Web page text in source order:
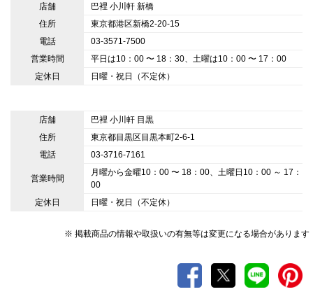
店舗
巴裡 小川軒 新橋
住所
東京都港区新橋2-20-15
電話
03-3571-7500
営業時間
平日は10：00 〜 18：30、土曜は10：00 〜 17：00
定休日
日曜・祝日（不定休）
店舗
巴裡 小川軒 目黒
住所
東京都目黒区目黒本町2-6-1
電話
03-3716-7161
営業時間
月曜から金曜10：00 〜 18：00、土曜日10：00 ～ 17：
00
定休日
日曜・祝日（不定休）
※ 掲載商品の情報や取扱いの有無等は変更になる場合があります